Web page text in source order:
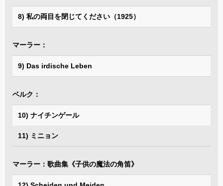
8) 私の両目を閉じてください（1925）
マーラー：
9) Das irdische Leben
ベルク：
10) ナイチンゲール
11) ミニョン
マーラー：歌曲集《子供の魔法の角笛》